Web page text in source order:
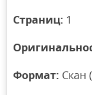
Страниц: 1
Формат: Скан